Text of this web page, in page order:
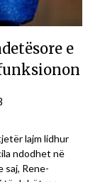
e
lajm lidhur
ndodhet në
saj, Rene-